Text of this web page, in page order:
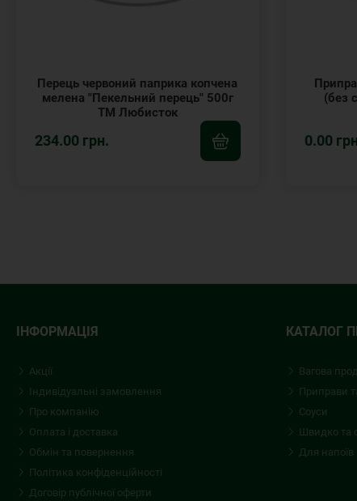
Перець червоний паприка копчена
мелена "Пекельний перець" 500г
ТМ Любисток
234.00 грн.
(без
0.00
ІНФОРМАЦІЯ
Акції
Індивідуальні замовлення
Про компанію
Оплата і доставка
Обмін та повернення
Політика конфіденційності
Договір публічної оферти
КАТАЛОГ
Вагова
Приправи
Соуси
Швидко та
Для напоїв